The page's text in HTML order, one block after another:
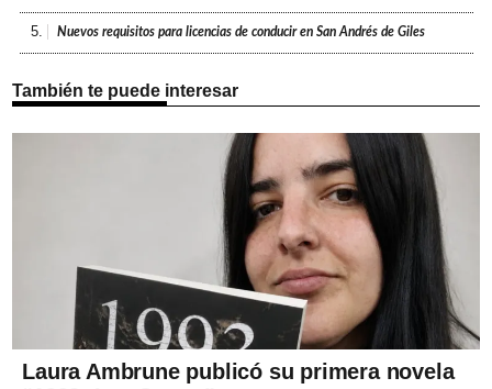
5. Nuevos requisitos para licencias de conducir en San Andrés de Giles
También te puede interesar
Laura Ambrune publicó su primera novela